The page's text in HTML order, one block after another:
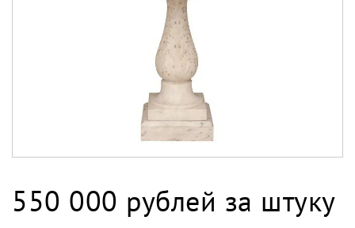
550 000 рублей за штуку